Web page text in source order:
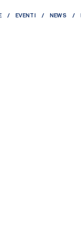
EVENTI NEWS